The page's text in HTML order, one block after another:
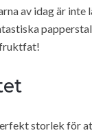
av idag är
fruktfat!
storlek för